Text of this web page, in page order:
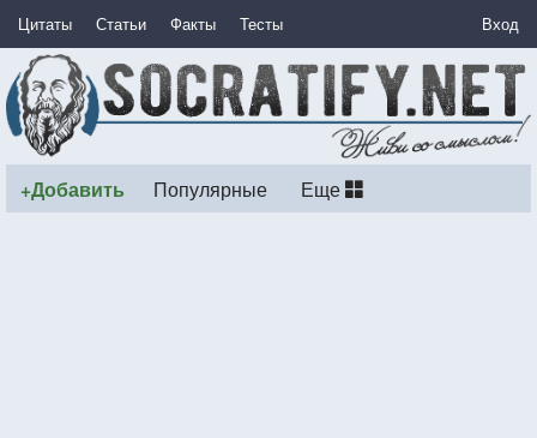
Цитаты Статьи Факты Тесты Вход
+Добавить Популярные Еще